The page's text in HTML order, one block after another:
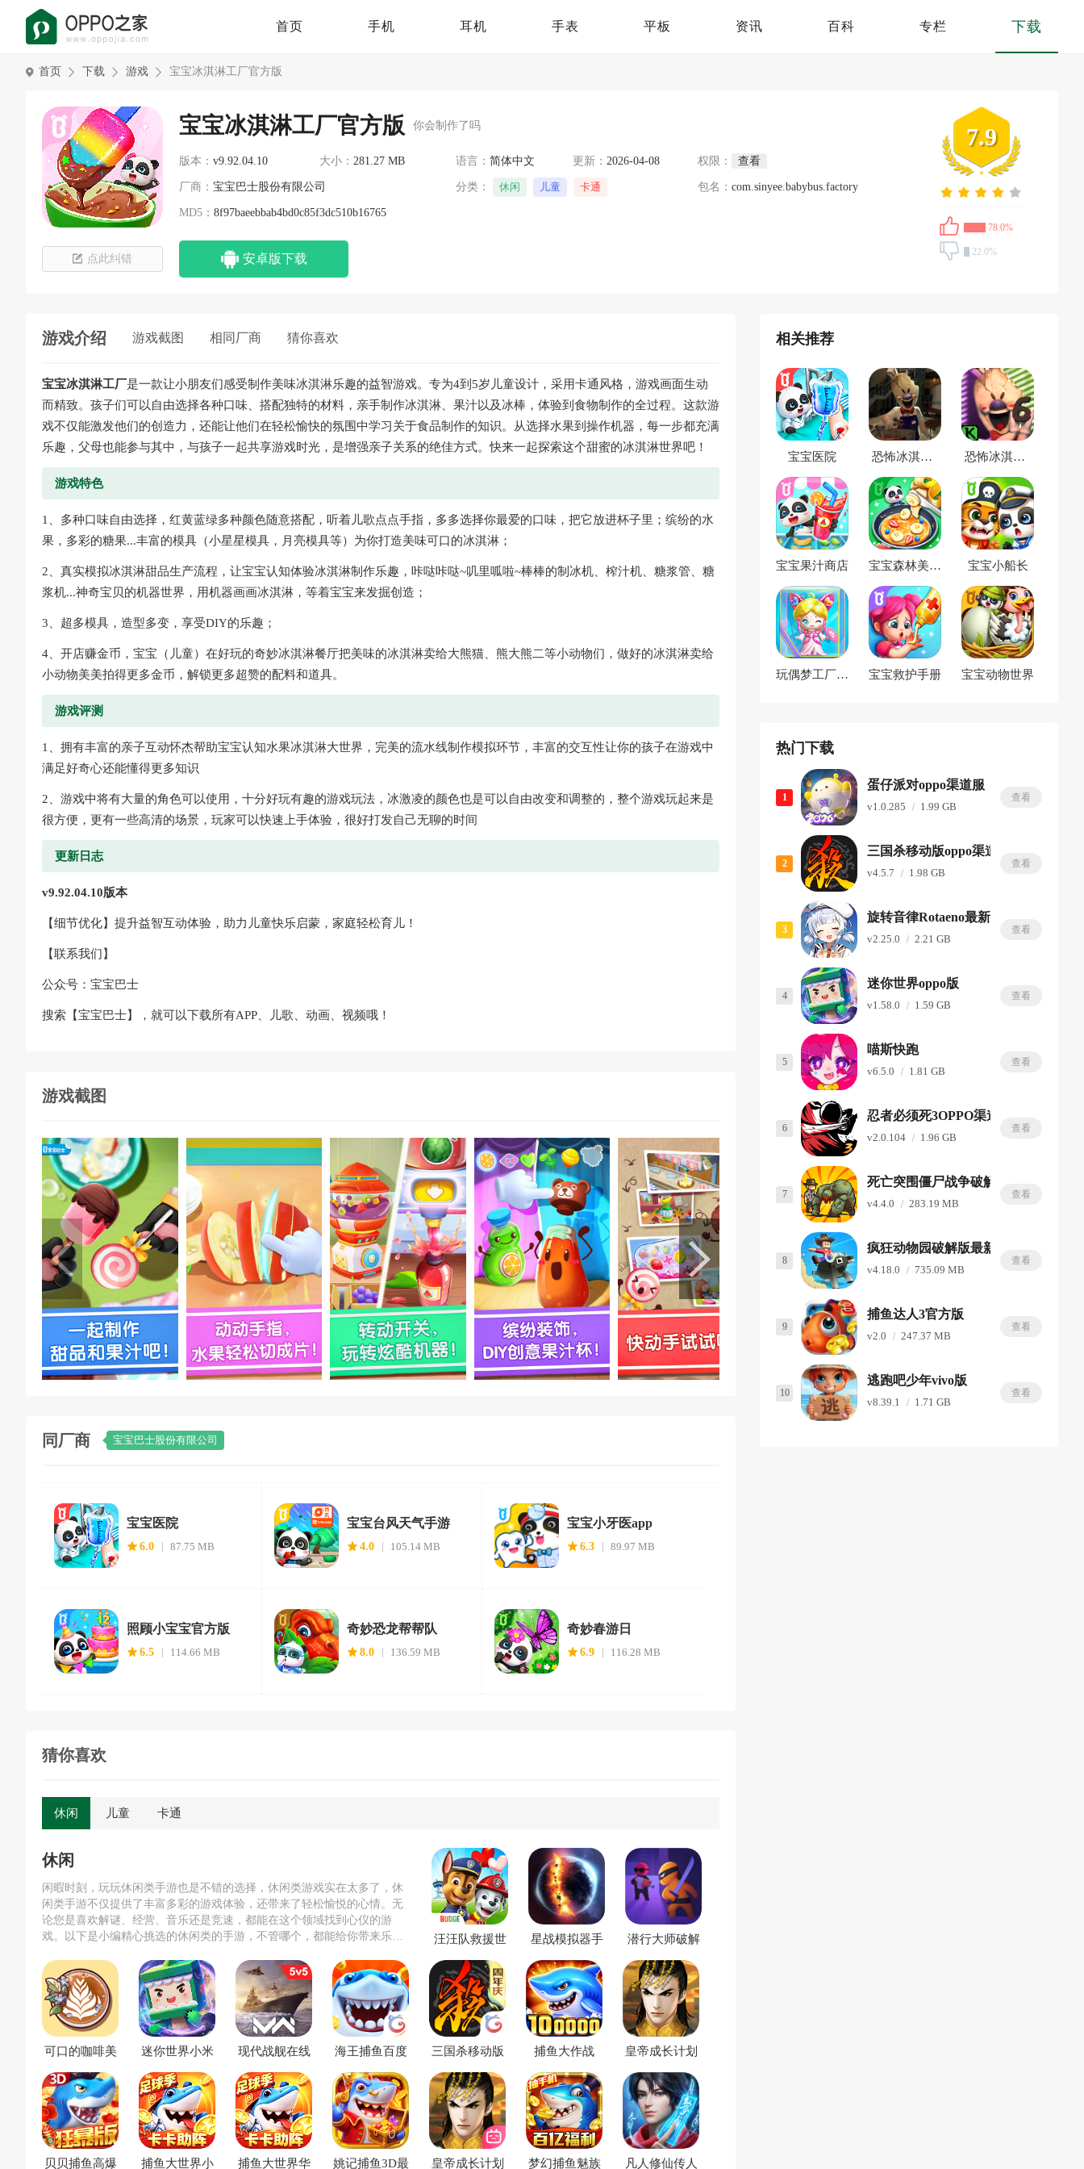
首页 手机 耳机 手表 平板 资讯 百科 专栏 下载
首页 下载 游戏 宝宝冰淇淋工厂官方版
7.9
78.0%
22.0%
点此纠错
宝宝冰淇淋工厂官方版 你会制作了吗
版本： v9.92.04.10 大小： 281.27 MB 语言： 简体中文 更新： 2026-04-08 权限： 查看
厂商： 宝宝巴士股份有限公司 分类： 休闲 儿童 卡通 包名： com.sinyee.babybus.factory
MD5： 8f97baeebbab4bd0c85f3dc510b16765
安卓版下载
游戏介绍 游戏截图 相同厂商 猜你喜欢
宝宝冰淇淋工厂是一款让小朋友们感受制作美味冰淇淋乐趣的益智游戏。专为4到5岁儿童设计，采用卡通风格，游戏画面生动
而精致。孩子们可以自由选择各种口味、搭配独特的材料，亲手制作冰淇淋、果汁以及冰棒，体验到食物制作的全过程。这款游
戏不仅能激发他们的创造力，还能让他们在轻松愉快的氛围中学习关于食品制作的知识。从选择水果到操作机器，每一步都充满
乐趣，父母也能参与其中，与孩子一起共享游戏时光，是增强亲子关系的绝佳方式。快来一起探索这个甜蜜的冰淇淋世界吧！
游戏特色
1、多种口味自由选择，红黄蓝绿多种颜色随意搭配，听着儿歌点点手指，多多选择你最爱的口味，把它放进杯子里；缤纷的水
果，多彩的糖果...丰富的模具（小星星模具，月亮模具等）为你打造美味可口的冰淇淋；
2、真实模拟冰淇淋甜品生产流程，让宝宝认知体验冰淇淋制作乐趣，咔哒咔哒~叽里呱啦~棒棒的制冰机、榨汁机、糖浆管、糖
浆机...神奇宝贝的机器世界，用机器画画冰淇淋，等着宝宝来发掘创造；
3、超多模具，造型多变，享受DIY的乐趣；
4、开店赚金币，宝宝（儿童）在好玩的奇妙冰淇淋餐厅把美味的冰淇淋卖给大熊猫、熊大熊二等小动物们，做好的冰淇淋卖给
小动物美美拍得更多金币，解锁更多超赞的配料和道具。
游戏评测
1、拥有丰富的亲子互动怀杰帮助宝宝认知水果冰淇淋大世界，完美的流水线制作模拟环节，丰富的交互性让你的孩子在游戏中
满足好奇心还能懂得更多知识
2、游戏中将有大量的角色可以使用，十分好玩有趣的游戏玩法，冰激凌的颜色也是可以自由改变和调整的，整个游戏玩起来是
很方便，更有一些高清的场景，玩家可以快速上手体验，很好打发自己无聊的时间
更新日志
v9.92.04.10版本
【细节优化】提升益智互动体验，助力儿童快乐启蒙，家庭轻松育儿！
【联系我们】
公众号：宝宝巴士
搜索【宝宝巴士】，就可以下载所有APP、儿歌、动画、视频哦！
游戏截图
同厂商 宝宝巴士股份有限公司
宝宝医院
6.0 87.75 MB
宝宝台风天气手游
4.0 105.14 MB
宝宝小牙医app
6.3 89.97 MB
照顾小宝宝官方版
6.5 114.66 MB
奇妙恐龙帮帮队
8.0 136.59 MB
奇妙春游日
6.9 116.28 MB
猜你喜欢
休闲 儿童 卡通
休闲
闲暇时刻，玩玩休闲类手游也是不错的选择，休闲类游戏实在太多了，休
闲类手游不仅提供了丰富多彩的游戏体验，还带来了轻松愉悦的心情。无
论您是喜欢解谜、经营、音乐还是竞速，都能在这个领域找到心仪的游
戏。以下是小编精心挑选的休闲类的手游，不管哪个，都能给你带来乐
汪汪队救援世
星战模拟器手
潜行大师破解
广告版
可口的咖啡美
版
迷你世界小米
现代战舰在线
版
海王捕鱼百度
三国杀移动版
版
捕鱼大作战
皇帝成长计划
本
贝贝捕鱼高爆 捕鱼大世界小 捕鱼大世界华 姚记捕鱼3D最 皇帝成长计划 梦幻捕鱼魅族 凡人修仙传人
相关推荐
宝宝医院
恐怖冰淇淋5
最新版
恐怖冰淇淋6
官方正版
宝宝果汁商店
宝宝森林美食
宝宝巴士手机
版
宝宝小船长
玩偶梦工厂最
宝宝救护手册 宝宝动物世界
热门下载
1 查看
蛋仔派对oppo渠道服
v1.0.285 1.99 GB
2 查看
三国杀移动版oppo渠道服
v4.5.7 1.98 GB
3 查看
旋转音律Rotaeno最新版
v2.25.0 2.21 GB
4 查看
迷你世界oppo版
v1.58.0 1.59 GB
5 查看
喵斯快跑
v6.5.0 1.81 GB
6 查看
忍者必须死3OPPO渠道服
v2.0.104 1.96 GB
7 查看
死亡突围僵尸战争破解版内置修改器
v4.4.0 283.19 MB
8 查看
疯狂动物园破解版最新版
v4.18.0 735.09 MB
9 查看
捕鱼达人3官方版
v2.0 247.37 MB
10 查看
逃跑吧少年vivo版
v8.39.1 1.71 GB